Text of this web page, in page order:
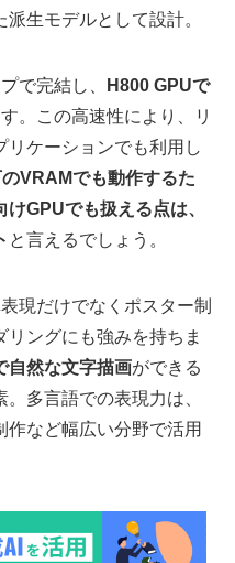
生モデルとして設計。
で完結し、
H800 GPUで
。この高速性により、リ
リケーションでも利用し
VRAMでも動作するた
GPUでも扱える点は、
と言えるでしょう。
現だけでなくポスター制
ングにも強みを持ちま
自然な文字描画ができる
多言語での表現力は、
作など幅広い分野で活用